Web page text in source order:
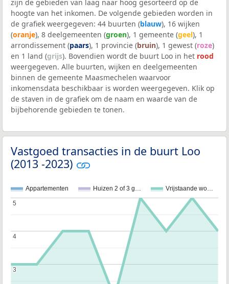
zijn de gebieden van laag naar hoog gesorteerd op de
hoogte van het inkomen. De volgende gebieden worden in
de grafiek weergegeven: 44 buurten (blauw), 16 wijken
(oranje), 8 deelgemeenten (groen), 1 gemeente (geel), 1
arrondissement (paars), 1 provincie (bruin), 1 gewest (roze)
en 1 land (grijs). Bovendien wordt de buurt Loo in het rood
weergegeven. Alle buurten, wijken en deelgemeenten
binnen de gemeente Maasmechelen waarvoor
inkomensdata beschikbaar is worden weergegeven. Klik op
de staven in de grafiek om de naam en waarde van de
bijbehorende gebieden te tonen.
Vastgoed transacties in de buurt Loo
(2013 -2023)
Appartementen Huizen 2 of 3 g… Vrijstaande wo…
3
3
4
4
5
5